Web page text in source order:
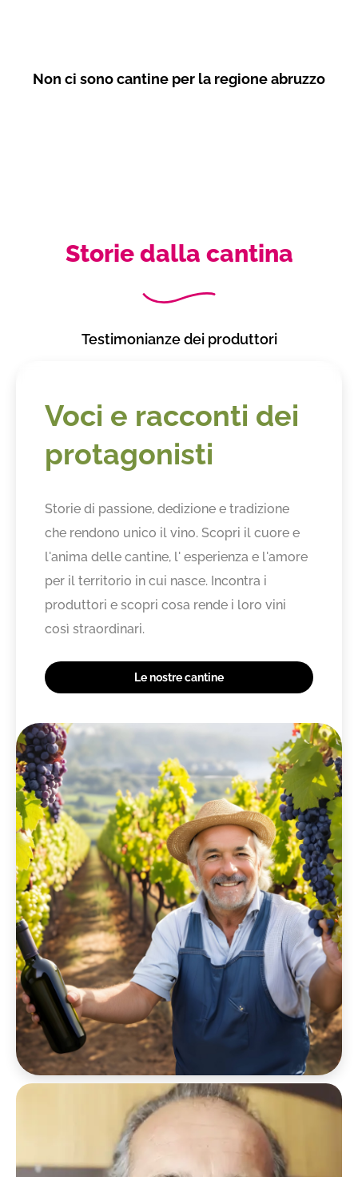
Non ci sono cantine per la regione abruzzo
Storie dalla cantina
Testimonianze dei produttori
Voci e racconti dei
protagonisti
Storie di passione, dedizione e tradizione
che rendono unico il vino. Scopri il cuore e
l'anima delle cantine, l' esperienza e l'amore
per il territorio in cui nasce. Incontra i
produttori e scopri cosa rende i loro vini
così straordinari.
Le nostre cantine